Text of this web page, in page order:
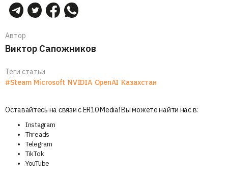
Автор
Виктор Сапожников
Теги статьи
#Steam Microsoft NVIDIA OpenAI Казахстан
Оставайтесь на связи с ER10 Media! Вы можете найти нас в:
Instagram
Threads
Telegram
TikTok
YouTube